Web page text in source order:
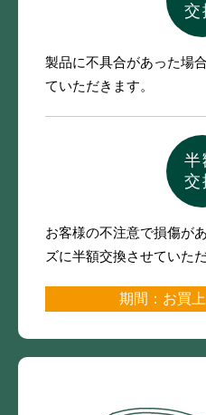
交
製品に不具合があった場合
ていただきます。
半
交
お客様の不注意で損傷が
ズに半額交換させていた
期間：お買